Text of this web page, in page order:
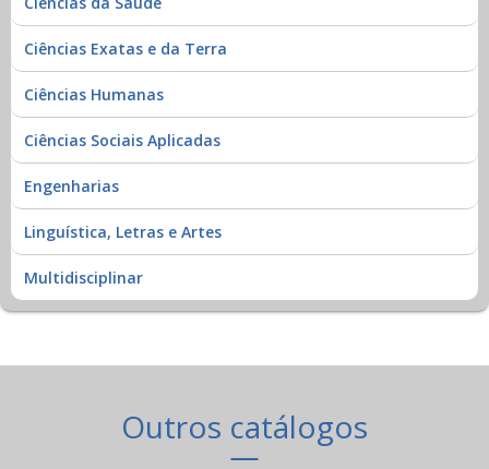
Ciências Exatas e da Terra
Ciências Humanas
Ciências Sociais Aplicadas
Engenharias
Linguística, Letras e Artes
Multidisciplinar
Outros catálogos